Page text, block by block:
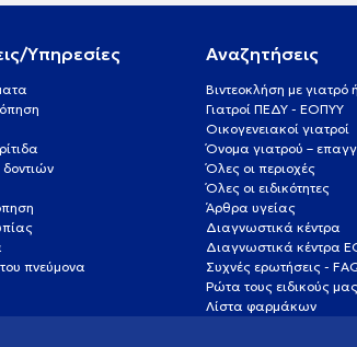
Υπηρεσίες
του πνεύμονα
Αναζητήσεις
Βιντεοκλήση με
Γιατροί ΠΕΔΥ - ΕΟΠΥΥ
Οικογενειακοί γιατροί
Όνομα γιατρού –
Όλες οι περιοχές
Όλες οι ειδικότητες
Άρθρα υγείας
Διαγνωστικά κέντρα
Διαγνωστικά κέντρα
Συχνές ερωτήσεις -
Ρώτα τους ειδικούς
Λίστα φαρμάκων